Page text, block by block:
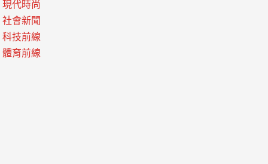
現代時尚
社會新聞
科技前線
體育前線